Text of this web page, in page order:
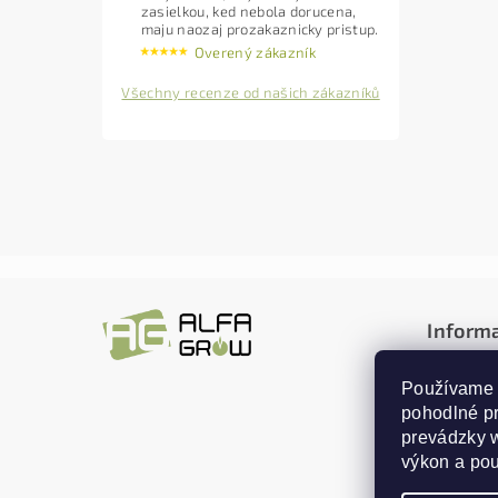
zasielkou, ked nebola dorucena,
maju naozaj prozakaznicky pristup.
Overený zákazník
Všechny recenze od našich zákazníků
Doprava
pohodlné
prevádzky
výkon a